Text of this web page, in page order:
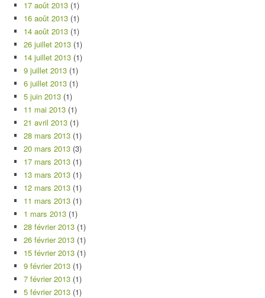
17 août 2013 (1)
16 août 2013 (1)
14 août 2013 (1)
26 juillet 2013 (1)
14 juillet 2013 (1)
9 juillet 2013 (1)
6 juillet 2013 (1)
5 juin 2013 (1)
11 mai 2013 (1)
21 avril 2013 (1)
28 mars 2013 (1)
20 mars 2013 (3)
17 mars 2013 (1)
13 mars 2013 (1)
12 mars 2013 (1)
11 mars 2013 (1)
1 mars 2013 (1)
28 février 2013 (1)
26 février 2013 (1)
15 février 2013 (1)
9 février 2013 (1)
7 février 2013 (1)
5 février 2013 (1)